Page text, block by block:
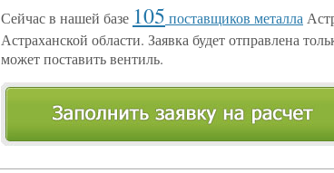
Сейчас в нашей базе 105 поставщиков металла
Астраханской области. Заявка будет отправлена
может поставить вентиль.